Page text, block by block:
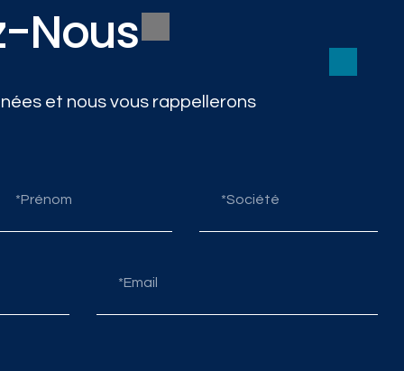
Nous
et nous vous rappellerons